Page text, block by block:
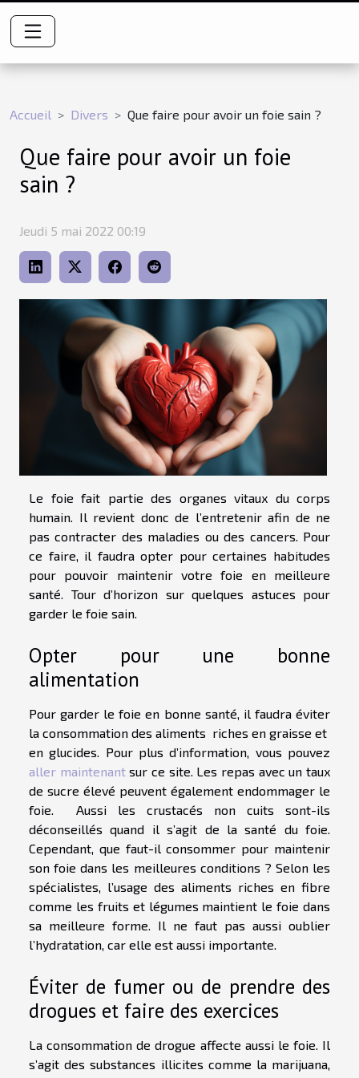
Accueil Divers Que faire pour avoir un foie sain ?
Que faire pour avoir un foie
sain ?
Jeudi 5 mai 2022 00:19
Le foie fait partie des organes vitaux du corps
humain. Il revient donc de l’entretenir afin de ne
pas contracter des maladies ou des cancers. Pour
ce faire, il faudra opter pour certaines habitudes
pour pouvoir maintenir votre foie en meilleure
santé. Tour d’horizon sur quelques astuces pour
garder le foie sain.
Opter pour une bonne
alimentation
Pour garder le foie en bonne santé, il faudra éviter
la consommation des aliments riches en graisse et
en glucides. Pour plus d’information, vous pouvez
aller maintenantsur ce site. Les repas avec un taux
de sucre élevé peuvent également endommager le
foie. Aussi les crustacés non cuits sont-ils
déconseillés quand il s’agit de la santé du foie.
Cependant, que faut-il consommer pour maintenir
son foie dans les meilleures conditions ? Selon les
spécialistes, l’usage des aliments riches en fibre
comme les fruits et légumes maintient le foie dans
sa meilleure forme. Il ne faut pas aussi oublier
l’hydratation, car elle est aussi importante.
Éviter de fumer ou de prendre des
drogues et faire des exercices
La consommation de drogue affecte aussi le foie. Il
s’agit des substances illicites comme la marijuana,